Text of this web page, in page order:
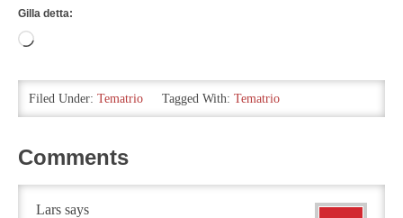
Gilla detta:
Laddar
…
Filed Under: Tematrio Tagged With: Tematrio
Comments
Lars says